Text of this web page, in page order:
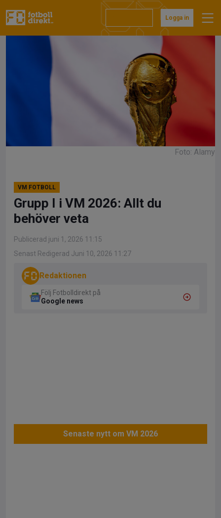
till
Logga in
Foto: Alamy
VM FOTBOLL
Grupp I i VM 2026: Allt du
behöver veta
Publicerad juni 1, 2026 11:15
Senast Redigerad Juni 10, 2026 11:27
Redaktionen
Följ Fotbolldirekt på
Google news
Senaste nytt om VM 2026